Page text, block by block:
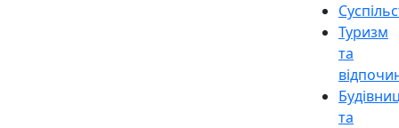
Туризм
та
та